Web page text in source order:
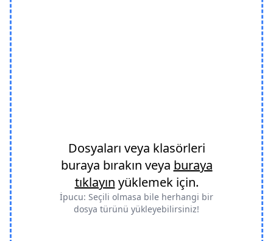
Dosyaları veya klasörleri
buraya bırakın veya buraya
tıklayın yüklemek için.
İpucu: Seçili olmasa bile herhangi bir
dosya türünü yükleyebilirsiniz!